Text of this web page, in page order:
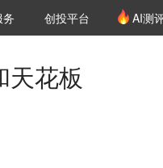
创投平台 AI测
天花板